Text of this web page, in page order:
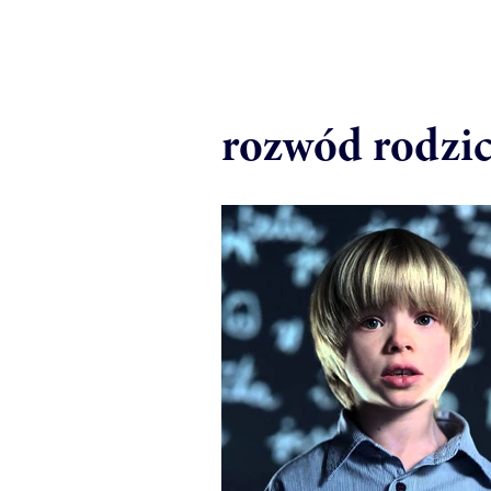
rozwód